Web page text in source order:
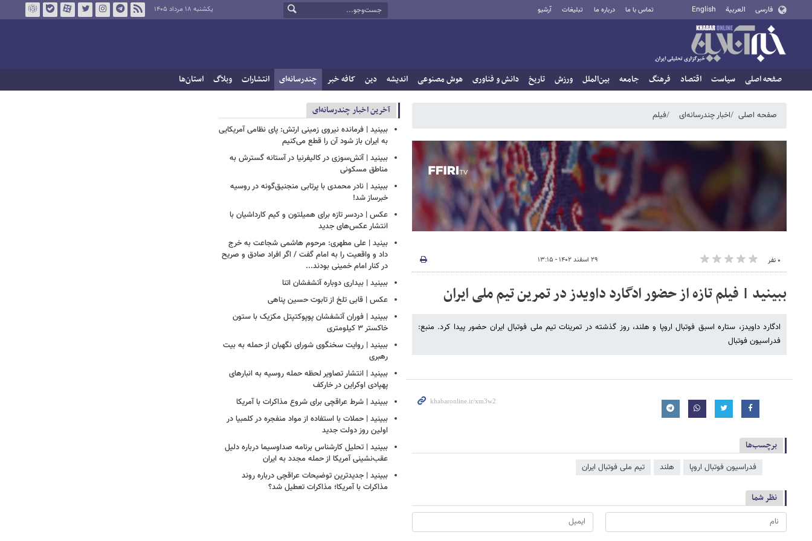
فارسی العربية English تماس با ما درباره ما تبلیغات آرشیو یکشنبه ۱۸ مرداد ۱۴۰۵
صفحه اصلی سیاست اقتصاد فرهنگ جامعه بین‌الملل ورزش تاریخ دانش و فناوری هوش مصنوعی اندیشه دین کافه خبر چندرسانه‌ای انتشارات وبلاگ استان‌ها
صفحه اصلی اخبار چندرسانه‌ای فیلم
۰ نفر ۲۹ اسفند ۱۴۰۲ - ۱۳:۱۵
ببینید | فیلم تازه از حضور ادگارد داویدز در تمرین تیم ملی ایران
ادگارد داویدز، ستاره اسبق فوتبال اروپا و هلند، روز گذشته در تمرینات تیم ملی فوتبال ایران حضور پیدا کرد. منبع:
فدراسیون فوتبال
برچسب‌ها
فدراسیون فوتبال اروپا هلند تیم ملی فوتبال ایران
نظر شما
آخرین اخبار چندرسانه‌ای
ببینید | فرمانده نیروی زمینی ارتش: پای نظامی آمریکایی
به ایران باز شود آن را قطع می‌کنیم
ببینید | آتش‌سوزی در کالیفرنیا در آستانه گسترش به
مناطق مسکونی
ببینید | نادر محمدی با پرتابی منجنیق‌گونه در روسیه
خبرساز شد!
عکس | دردسر تازه برای همیلتون و کیم کارداشیان با
انتشار عکس‌های جدید
بینید | علی مطهری: مرحوم هاشمی شجاعت به خرج
داد و واقعیت را به امام گفت / اگر افراد صادق و صریح
در کنار امام خمینی بودند...
ببینید | بیداری دوباره آتشفشان اتنا
عکس | قابی تلخ از تابوت حسین پناهی
ببینید | فوران آتشفشان پوپوکتپتل مکزیک با ستون
خاکستر ۳ کیلومتری
ببینید | روایت سخنگوی شورای نگهبان از حمله به بیت
رهبری
ببینید | انتشار تصاویر لحظه حمله روسیه به انبارهای
پهپادی اوکراین در خارکف
ببینید | شرط عراقچی برای شروع مذاکرات با آمریکا
ببینید | حملات با استفاده از مواد منفجره در کلمبیا در
اولین روز دولت جدید
ببینید | تحلیل کارشناس برنامه صداوسیما درباره دلیل
عقب‌نشینی آمریکا از حمله مجدد به ایران
ببینید | جدیدترین توضیحات عراقچی درباره روند
مذاکرات با آمریکا؛ مذاکرات تعطیل شد؟